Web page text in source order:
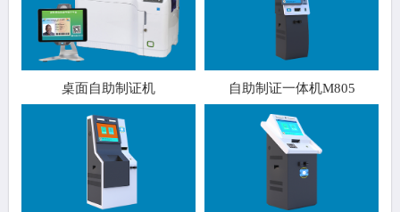
桌面自助制证机 自助制证一体机M805